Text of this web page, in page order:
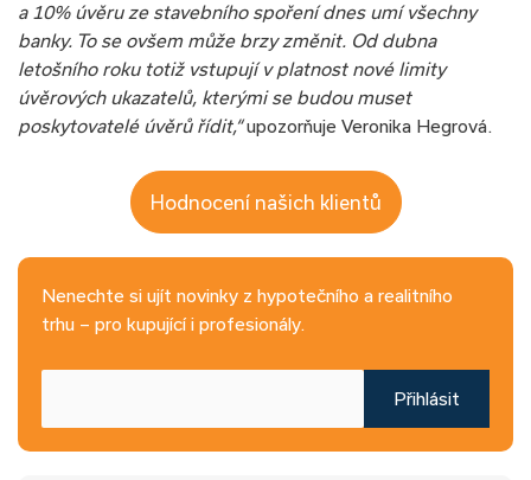
a 10% úvěru ze stavebního spoření dnes umí všechny
banky. To se ovšem může brzy změnit. Od dubna
letošního roku totiž vstupují v platnost nové limity
úvěrových ukazatelů, kterými se budou muset
poskytovatelé úvěrů řídit,“upozorňuje Veronika Hegrová.
Hodnocení našich klientů
Nenechte si ujít novinky z hypotečního a realitního
trhu – pro kupující i profesionály.
Přihlásit